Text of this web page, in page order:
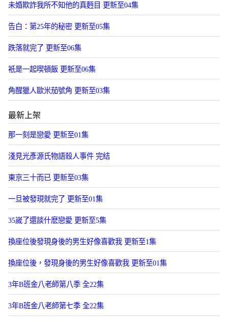
未婚欺詐我所不知他的真麪目 更新至04集
告白：第25年的秘密 更新至05集
跌落就完了 更新至06集
衹是一起喫頓飯 更新至06集
角醒獵人歐米茄號角 更新至03集
最新上架
那一刻是戀愛 更新至01集
淺見光彥源氏物語殺人事件 完结
東京三十而已 更新至03集
一旦被發現就完了 更新至01集
35嵗了還談什麽戀愛 更新至5集
換座位後發現身後的男生好像喜歡我 更新至1集
換座位後，發現身後的男生好像喜歡我 更新至01集
3年B班金八老師第八季 全22集
3年B班金八老師第七季 全22集